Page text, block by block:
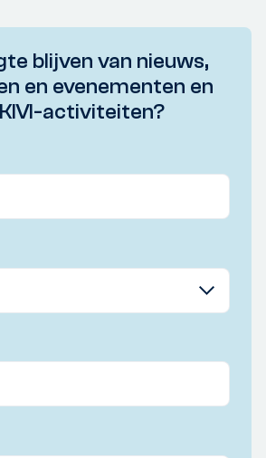
blijven van nieuws,
en evenementen en
activiteiten?